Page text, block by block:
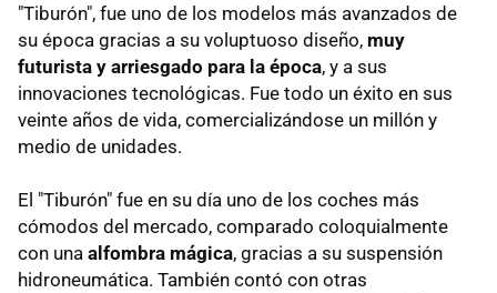
"Tiburón", fue uno de los modelos más avanzados de
su época gracias a su voluptuoso diseño, muy
futurista y arriesgado para la época, y a sus
innovaciones tecnológicas. Fue todo un éxito en sus
veinte años de vida, comercializándose un millón y
medio de unidades.
El "Tiburón" fue en su día uno de los coches más
cómodos del mercado, comparado coloquialmente
con una alfombra mágica, gracias a su suspensión
hidroneumática. También contó con otras